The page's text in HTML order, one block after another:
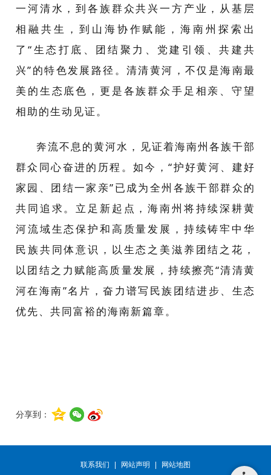
一河清水，到各族群众共兴一方产业，从基层
相融共生，到山海协作赋能，海南州探索出
了“生态打底、团结聚力、党建引领、共建共
兴”的特色发展路径。清清黄河，不仅是海南最
美的生态底色，更是各族群众手足相亲、守望
相助的生动见证。
奔流不息的黄河水，见证着海南州各族干部
群众同心奋进的历程。如今，“护好黄河、建好
家园、团结一家亲”已成为全州各族干部群众的
共同追求。立足新起点，海南州将持续深耕黄
河流域生态保护和高质量发展，持续铸牢中华
民族共同体意识，以生态之美滋养团结之花，
以团结之力赋能高质量发展，持续擦亮“清清黄
河在海南”名片，奋力谱写民族团结进步、生态
优先、共同富裕的海南新篇章。
分享到：
联系我们 网站声明 网站地图